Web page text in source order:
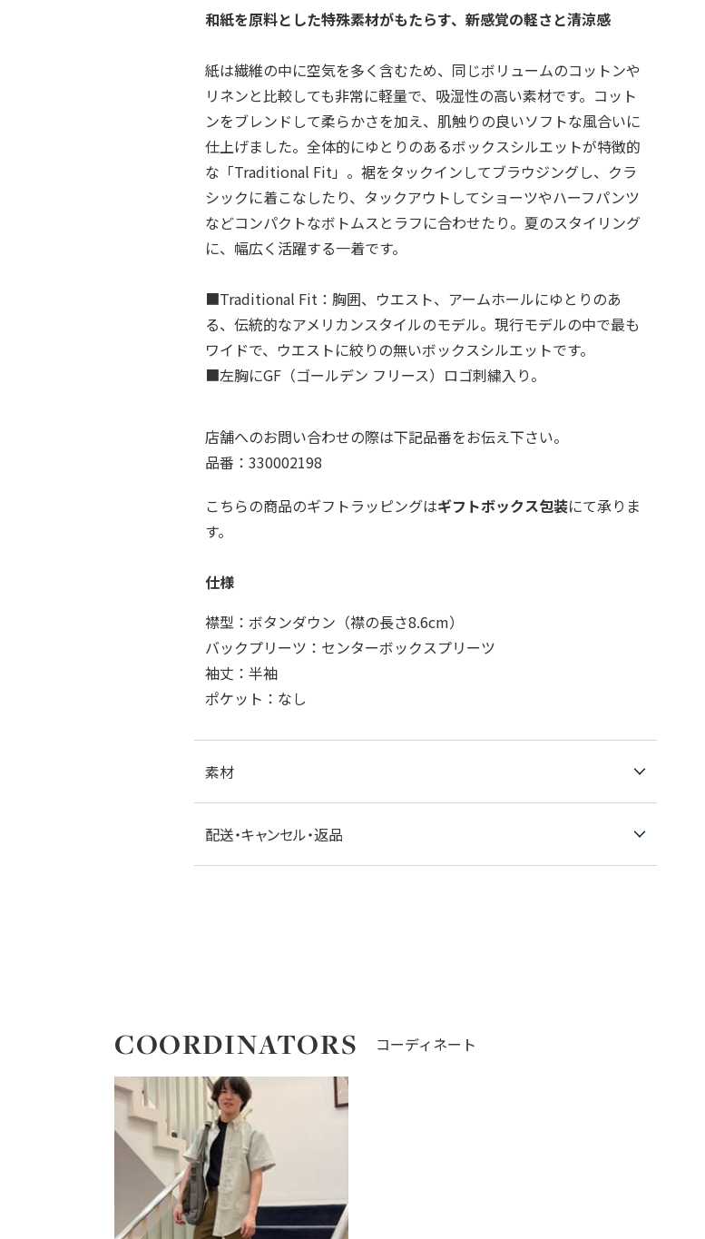
和紙を原料とした特殊素材がもたらす、新感覚の軽さと清涼感
紙は繊維の中に空気を多く含むため、同じボリュームのコットンや
リネンと比較しても非常に軽量で、吸湿性の高い素材です。コット
ンをブレンドして柔らかさを加え、肌触りの良いソフトな風合いに
仕上げました。全体的にゆとりのあるボックスシルエットが特徴的
な「Traditional Fit」。裾をタックインしてブラウジングし、クラ
シックに着こなしたり、タックアウトしてショーツやハーフパンツ
などコンパクトなボトムスとラフに合わせたり。夏のスタイリング
に、幅広く活躍する一着です。
■Traditional Fit：胸囲、ウエスト、アームホールにゆとりのあ
る、伝統的なアメリカンスタイルのモデル。現行モデルの中で最も
ワイドで、ウエストに絞りの無いボックスシルエットです。
■左胸にGF（ゴールデン フリース）ロゴ刺繍入り。
店舗へのお問い合わせの際は下記品番をお伝え下さい。
品番：330002198
こちらの商品のギフトラッピングはギフトボックス包装にて承りま
す。
仕様
襟型：ボタンダウン（襟の長さ8.6cm）
バックプリーツ：センターボックスプリーツ
袖丈：半袖
ポケット：なし
素材
配送・キャンセル・返品
COORDINATORS コーディネート